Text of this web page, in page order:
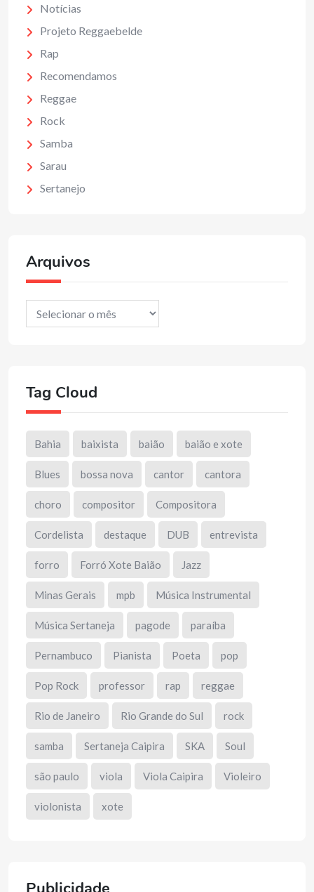
Notícias
Projeto Reggaebelde
Rap
Recomendamos
Reggae
Rock
Samba
Sarau
Sertanejo
Arquivos
Arquivos
Tag Cloud
Bahia baixista baião baião e xote
Blues bossa nova cantor cantora
choro compositor Compositora
Cordelista destaque DUB entrevista
forro Forró Xote Baião Jazz
Minas Gerais mpb Música Instrumental
Música Sertaneja pagode paraíba
Pernambuco Pianista Poeta pop
Pop Rock professor rap reggae
Rio de Janeiro Rio Grande do Sul rock
samba Sertaneja Caipira SKA Soul
são paulo viola Viola Caipira Violeiro
violonista xote